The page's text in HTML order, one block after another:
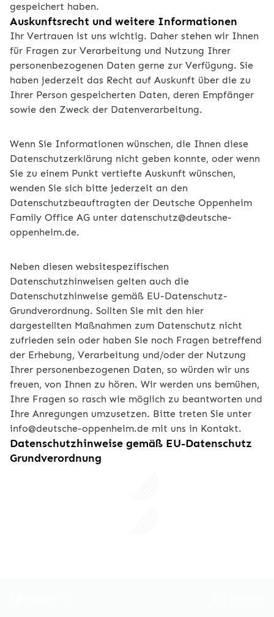
gespeichert haben.
Auskunftsrecht und weitere Informationen
Ihr Vertrauen ist uns wichtig. Daher stehen wir Ihnen
für Fragen zur Verarbeitung und Nutzung Ihrer
personenbezogenen Daten gerne zur Verfügung. Sie
haben jederzeit das Recht auf Auskunft über die zu
Ihrer Person gespeicherten Daten, deren Empfänger
sowie den Zweck der Datenverarbeitung.
Wenn Sie Informationen wünschen, die Ihnen diese
Datenschutzerklärung nicht geben konnte, oder wenn
Sie zu einem Punkt vertiefte Auskunft wünschen,
wenden Sie sich bitte jederzeit an den
Datenschutzbeauftragten der Deutsche Oppenheim
Family Office AG unter datenschutz@deutsche-
oppenheim.de.
Neben diesen websitespezifischen
Datenschutzhinweisen gelten auch die
Datenschutzhinweise gemäß EU-Datenschutz-
Grundverordnung. Sollten Sie mit den hier
dargestellten Maßnahmen zum Datenschutz nicht
zufrieden sein oder haben Sie noch Fragen betreffend
der Erhebung, Verarbeitung und/oder der Nutzung
Ihrer personenbezogenen Daten, so würden wir uns
freuen, von Ihnen zu hören. Wir werden uns bemühen,
Ihre Fragen so rasch wie möglich zu beantworten und
Ihre Anregungen umzusetzen. Bitte treten Sie unter
info@deutsche-oppenheim.de mit uns in Kontakt.
Datenschutzhinweise gemäß EU-Datenschutz
Grundverordnung